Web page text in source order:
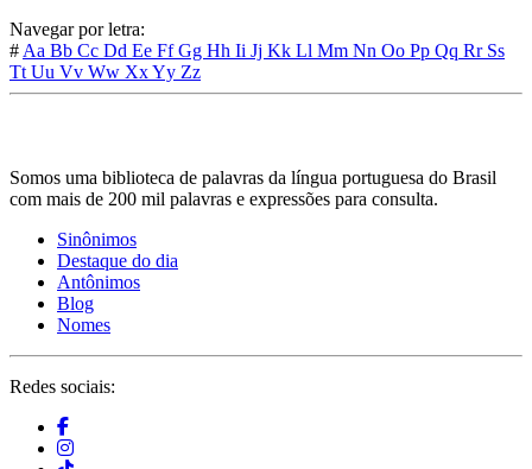
Navegar por letra:
# Aa Bb Cc Dd Ee FfGg Hh Ii Jj Kk Ll Mm Nn Oo Pp Qq Rr Ss
Tt Uu Vv Ww XxYy Zz
Somos uma biblioteca de palavras da língua portuguesa do Brasil
com mais de 200 mil palavras e expressões para consulta.
Sinônimos
Destaque do dia
Antônimos
Blog
Nomes
Redes sociais: